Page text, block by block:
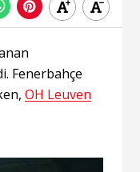
Fenerbahçe
OH Leuven